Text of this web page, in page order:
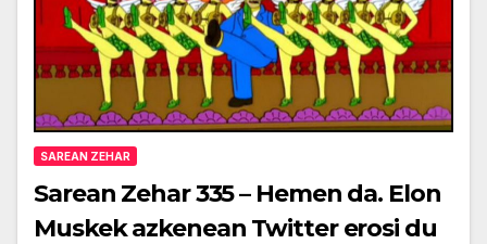
SAREAN ZEHAR
Sarean Zehar 335 – Hemen da. Elon
Muskek azkenean Twitter erosi du